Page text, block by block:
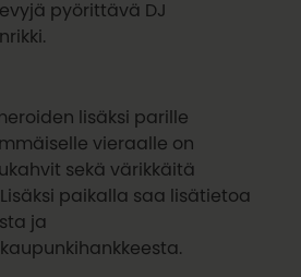
pyörittävä DJ
lisäksi parille
vieraalle on
sekä värikkäitä
paikalla saa lisätietoa
ja